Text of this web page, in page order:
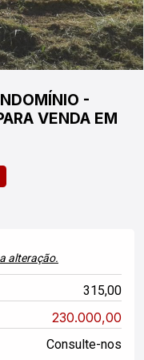
-
VENDA EM
alteração.
315,00
230.000,00
Consulte-nos